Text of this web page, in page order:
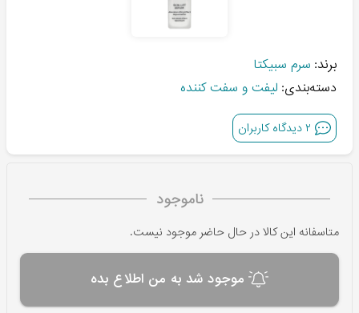
برند: سرم سبیکتا
دسته‌بندی: لیفت و سفت کننده
۲دیدگاه کاربران
ناموجود
متاسفانه این کالا در حال حاضر موجود نیست.
موجود شد به من اطلاع بده